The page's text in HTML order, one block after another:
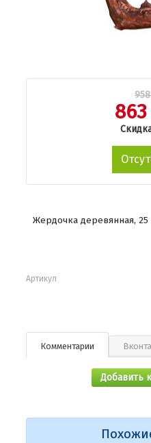
Жердочка деревянная,
Артикул
Комментарии
Добавить